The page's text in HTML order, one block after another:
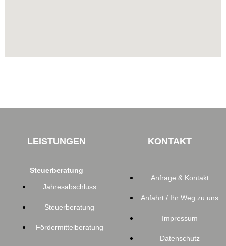
LEISTUNGEN
Steuerberatung
Jahresabschluss
Steuerberatung
Fördermittelberatung
KONTAKT
Anfrage & Kontakt
Anfahrt / Ihr Weg zu uns
Impressum
Datenschutz